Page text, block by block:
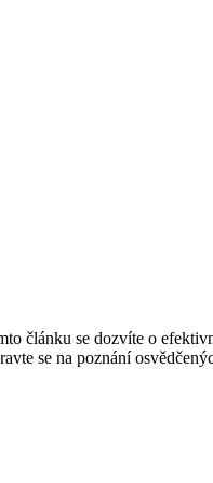
článku se dozvíte o
se na poznání